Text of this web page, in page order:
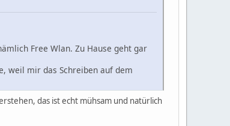
Free Wlan. Zu Hause geht gar
weil mir das Schreiben auf dem
das ist echt mühsam und natürlich